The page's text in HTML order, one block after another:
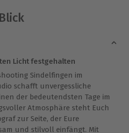
Licht festgehalten
Sindelfingen im
schafft unvergessliche
der bedeutendsten Tage im
Atmosphäre steht Euch
zur Seite, der Eure
und stilvoll einfängt. Mit